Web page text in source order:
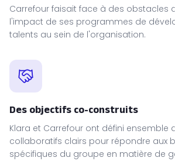
Carrefour faisait face à des obstacles
l'impact de ses programmes de
talents au sein de l'organisation.
Des objectifs co-construits
Klara et Carrefour ont défini ensemble
collaboratifs clairs pour répondre aux
spécifiques du groupe en matière de